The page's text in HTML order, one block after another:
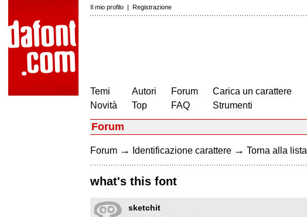
Il mio profilo | Registrazione
Temi
Novità
Autori
Top
Forum
FAQ
Carica un carattere
Strumenti
Forum
Forum → Identificazione carattere → Torna alla lista
what's this font
sketchit